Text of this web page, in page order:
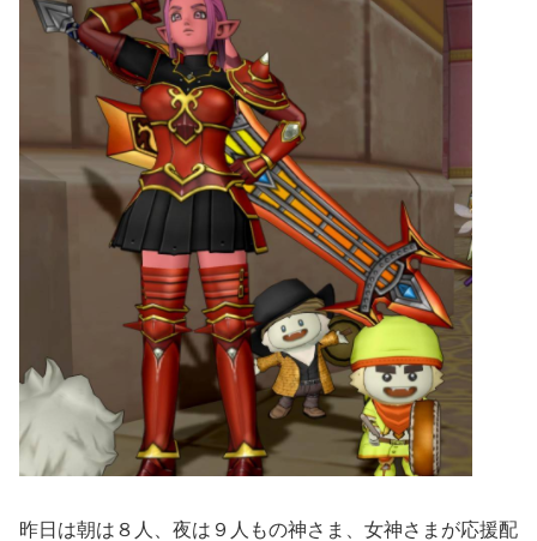
昨日は朝は８人、夜は９人もの神さま、女神さまが応援配